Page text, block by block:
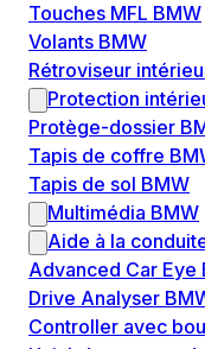
Touches MFL BMW
Volants BMW
Rétroviseur
Protection
Protège-dossier
Tapis de coffre
Tapis de sol BMW
Multimédia BMW
Aide à la
Advanced Car Eye
Drive Analyser
Controller avec